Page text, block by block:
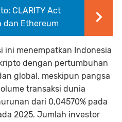
CLARITY Act
dan Ethereum
ini menempatkan Indonesia
dengan pertumbuhan
global, meskipun pangsa
transaksi dunia
dari 0,04570% pada
2025. Jumlah investor